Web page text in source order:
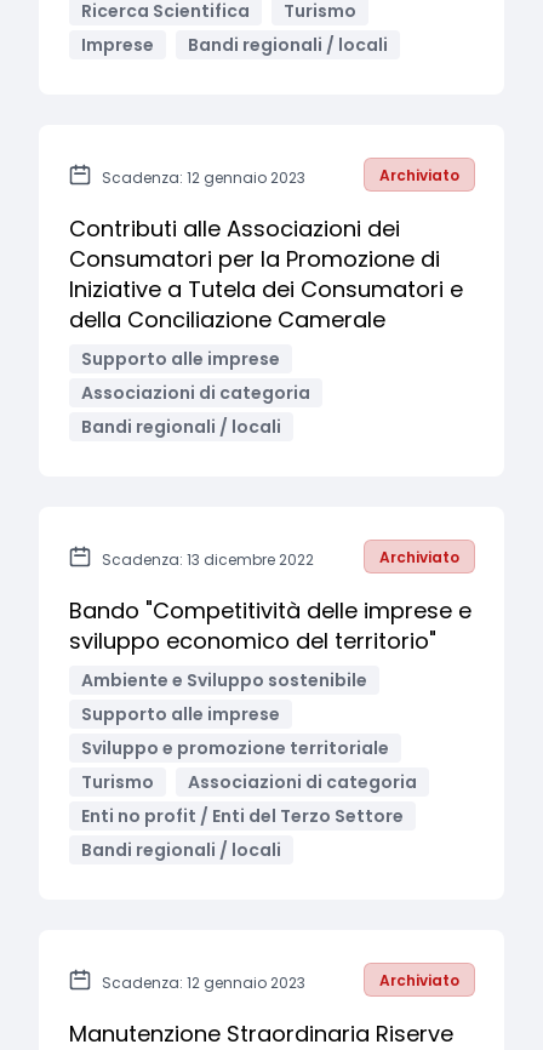
Ricerca Scientifica
Turismo
Imprese
Bandi regionali / locali
Scadenza: 12 gennaio 2023 Archiviato
Contributi alle Associazioni dei
Consumatori per la Promozione di
Iniziative a Tutela dei Consumatori e
della Conciliazione Camerale
Supporto alle imprese
Associazioni di categoria
Bandi regionali / locali
Scadenza: 13 dicembre 2022 Archiviato
Bando "Competitività delle imprese e
sviluppo economico del territorio"
Ambiente e Sviluppo sostenibile
Supporto alle imprese
Sviluppo e promozione territoriale
Turismo
Associazioni di categoria
Enti no profit / Enti del Terzo Settore
Bandi regionali / locali
Scadenza: 12 gennaio 2023 Archiviato
Manutenzione Straordinaria Riserve